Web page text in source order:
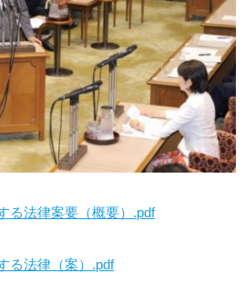
る法律案要（概要）.pdf
る法律（案）.pdf